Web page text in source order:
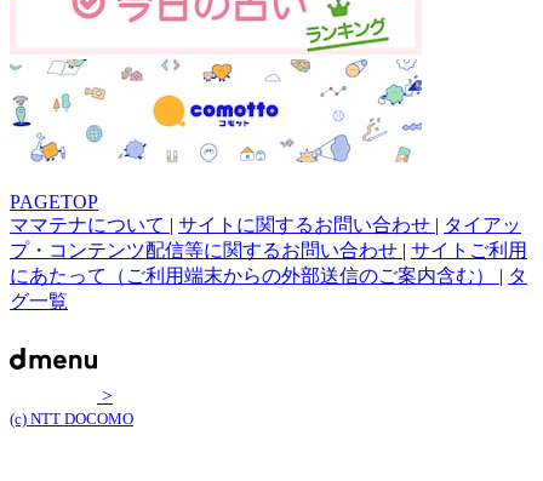
PAGETOP
ママテナについて | サイトに関するお問い合わせ | タイアッ
プ・コンテンツ配信等に関するお問い合わせ | サイトご利用
にあたって（ご利用端末からの外部送信のご案内含む） | タ
グ一覧
>
(c) NTT DOCOMO